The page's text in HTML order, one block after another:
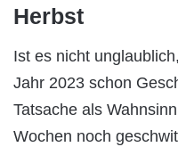
Herbst
Ist es nicht
Jahr 2023 schon
Tatsache als
Wochen noch